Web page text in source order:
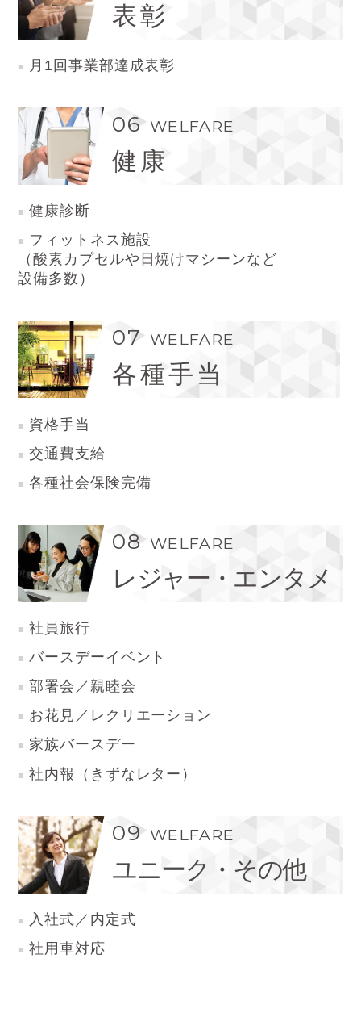
表彰
月1回事業部達成表彰
06 WELFARE
健康
健康診断
フィットネス施設
（酸素カプセルや日焼けマシーンなど
設備多数）
07 WELFARE
各種手当
資格手当
交通費支給
各種社会保険完備
08 WELFARE
レジャー・エンタメ
社員旅行
バースデーイベント
部署会／親睦会
お花見／レクリエーション
家族バースデー
社内報（きずなレター）
09 WELFARE
ユニーク・その他
入社式／内定式
社用車対応